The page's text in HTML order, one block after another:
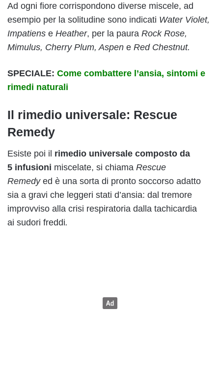
Ad ogni fiore corrispondono diverse miscele, ad
esempio per la solitudine sono indicati Water Violet,
Impatiens e Heather, per la paura Rock Rose,
Mimulus, Cherry Plum, Aspen e Red Chestnut.
SPECIALE: Come combattere l’ansia, sintomi e
rimedi naturali
Il rimedio universale: Rescue
Remedy
Esiste poi il rimedio universale composto da
5 infusioni miscelate, si chiama Rescue
Remedyed è una sorta di pronto soccorso adatto
sia a gravi che leggeri stati d’ansia: dal tremore
improvviso alla crisi respiratoria dalla tachicardia
ai sudori freddi.